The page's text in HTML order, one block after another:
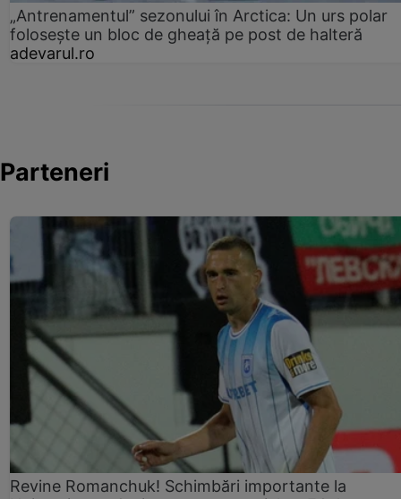
„Antrenamentul” sezonului în Arctica: Un urs polar
folosește un bloc de gheață pe post de halteră
adevarul.ro
Parteneri
Revine Romanchuk! Schimbări importante la